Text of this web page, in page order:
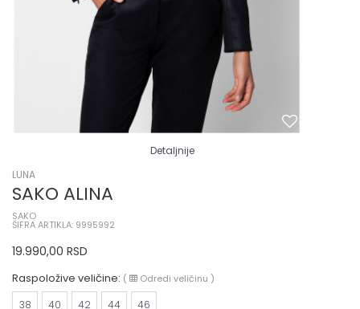
Detaljnije
LUNA
SAKO ALINA
SAKO
ŠIFRA ARTIKLA: 9995992
19.990,00 RSD
Raspoložive veličine: ( Odredi veličinu )
38 40 42 44 46